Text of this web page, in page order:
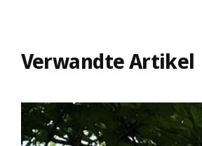
Verwandte Artikel